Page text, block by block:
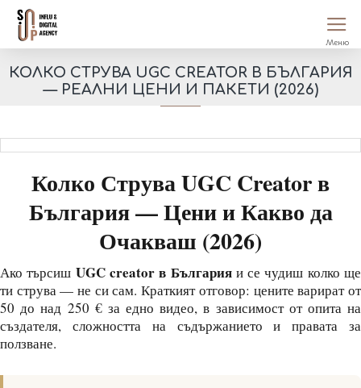
КОЛКО СТРУВА UGC CREATOR В БЪЛГАРИЯ
— РЕАЛНИ ЦЕНИ И ПАКЕТИ (2026)
Колко Струва UGC Creator в
България — Цени и Какво да
Очакваш (2026)
Ако търсиш UGC creator в Българияи се чудиш колко ще
ти струва — не си сам. Краткият отговор: цените варират от
50 до над 250 € за едно видео, в зависимост от опита на
създателя, сложността на съдържанието и правата за
ползване.